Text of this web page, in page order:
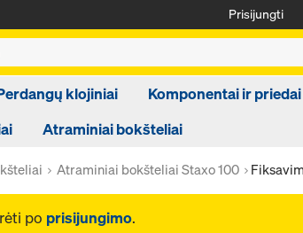
Prisijungti
klojiniai
Komponentai ir priedai
Atraminiai bokšteliai
Atraminiai bokšteliai Staxo 100
po prisijungimo.